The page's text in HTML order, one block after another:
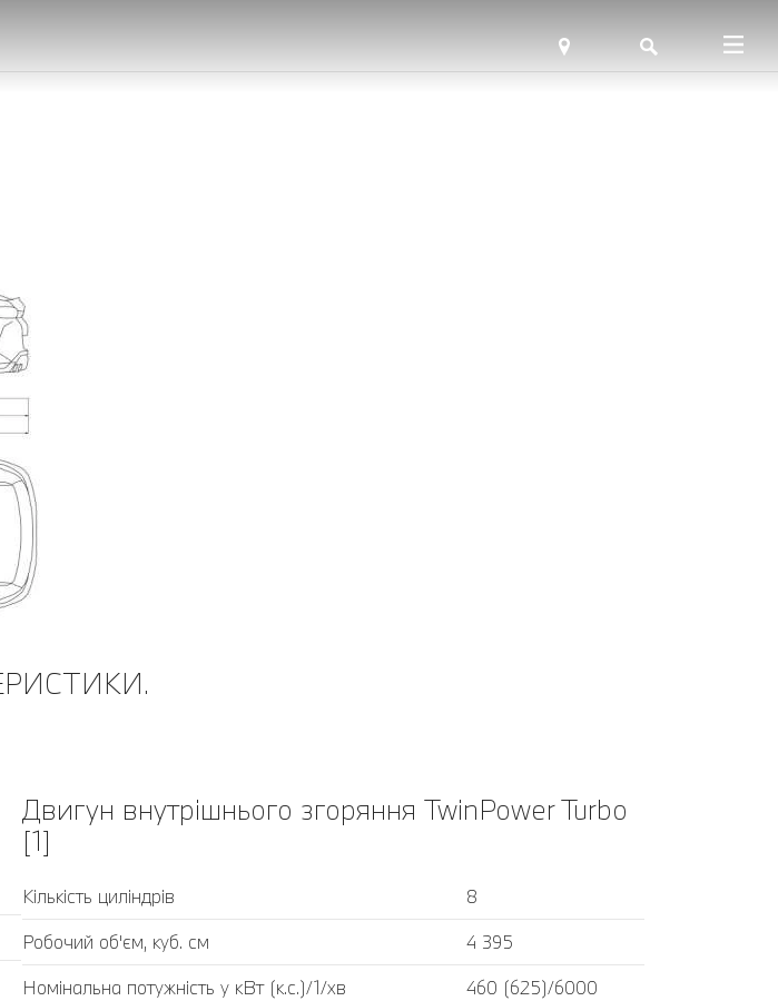
Двигун внутрішнього згоряння TwinPower Turbo
[1]
Кількість циліндрів
8
Робочий об'єм, куб. cм
4 395
Номінальна потужність у кВт (к.с.)/1/хв
460 (625)/6000